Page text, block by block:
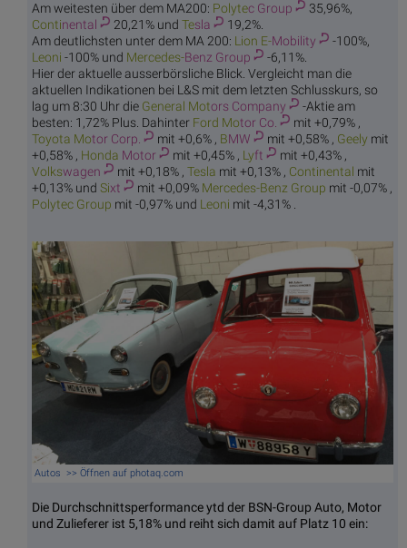
Am weitesten über dem MA200: Polytec Group
35,96%,
Continental 20,21% und Tesla
19,2%.
Am deutlichsten unter dem MA 200: Lion E-Mobility
-100%,
Leoni -100% und Mercedes-Benz Group
-6,11%.
Hier der aktuelle ausserbörsliche Blick. Vergleicht man die
aktuellen Indikationen bei L&S mit dem letzten Schlusskurs, so
lag um 8:30 Uhr die General Motors Company
-Aktie am
besten: 1,72% Plus. Dahinter Ford Motor Co.
mit +0,79% ,
Toyota Motor Corp. mit +0,6% , BMW mit +0,58% , Geely mit
+0,58% , Honda Motor mit +0,45% , Lyft
mit +0,43% ,
Volkswagen mit +0,18% , Tesla mit +0,13% , Continental mit
+0,13% und Sixt mit +0,09% Mercedes-Benz Group mit -0,07% ,
Polytec Group mit -0,97% und Leoni mit -4,31% .
Autos >> Öffnen auf photaq.com
Die Durchschnittsperformance ytd der BSN-Group Auto, Motor
und Zulieferer ist 5,18% und reiht sich damit auf Platz 10 ein: